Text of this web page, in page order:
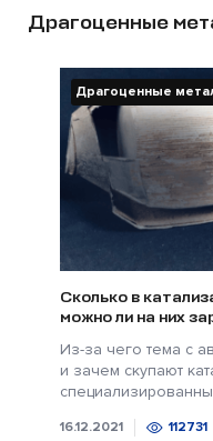
Драгоценные
Драгоценные
Сколько в
можно ли на них
Из-за чего тема с
и зачем скупают
16.12.2021 112731